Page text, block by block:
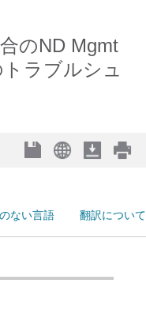
のND Mgmt
ラブルシュ
ない言語
翻訳について